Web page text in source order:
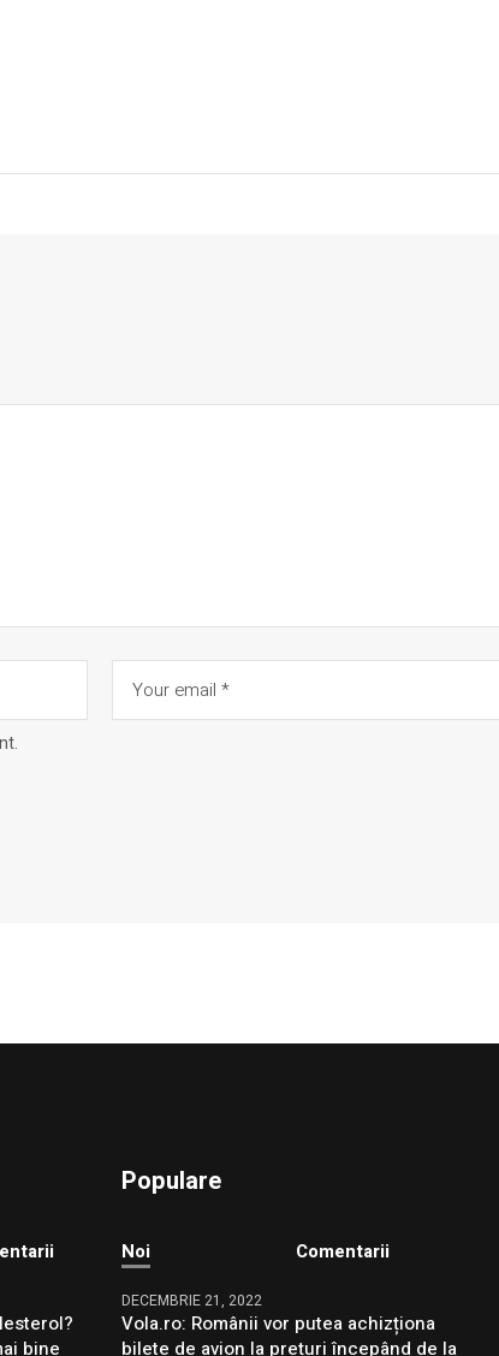
bine
Populare
Noi Comentarii
DECEMBRIE 21, 2022
Vola.ro: Românii vor putea achizționa
bilete de avion la prețuri începând de la